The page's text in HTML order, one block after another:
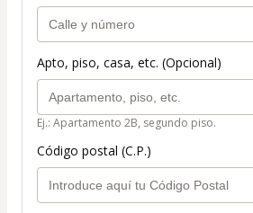
Apto, piso, casa, etc. (Opcional)
Ej.: Apartamento 2B, segundo piso.
Código postal (C.P.)